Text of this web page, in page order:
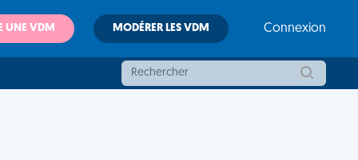
UNE VDM MODÉRER LES VDM Connexion